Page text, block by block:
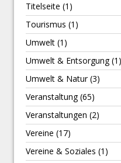
Titelseite (1)
Tourismus (1)
Umwelt (1)
Umwelt & Entsorgung(1)
Umwelt & Natur(3)
Veranstaltung(65)
Veranstaltungen (2)
Vereine (17)
Vereine & Soziales (1)